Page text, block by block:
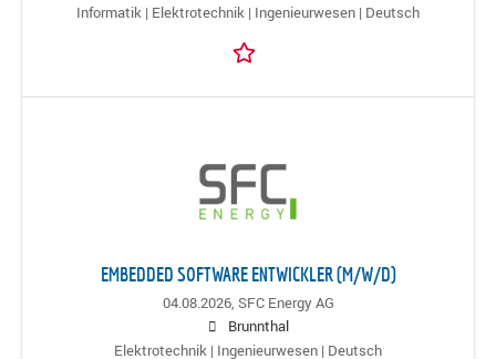
Informatik | Elektrotechnik | Ingenieurwesen | Deutsch
EMBEDDED SOFTWARE ENTWICKLER (M/W/D)
04.08.2026, SFC Energy AG
Brunnthal
Elektrotechnik | Ingenieurwesen | Deutsch